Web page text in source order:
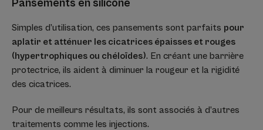
Pansements en silicone
Simples d’utilisation, ces pansements sont parfaits pour
aplatir et atténuer les cicatrices épaisses et rouges
(hypertrophiques ou chéloïdes). En créant une barrière
protectrice, ils aident à diminuer la rougeur et la rigidité
des cicatrices.
Pour de meilleurs résultats, ils sont associés à d’autres
traitements comme les injections.